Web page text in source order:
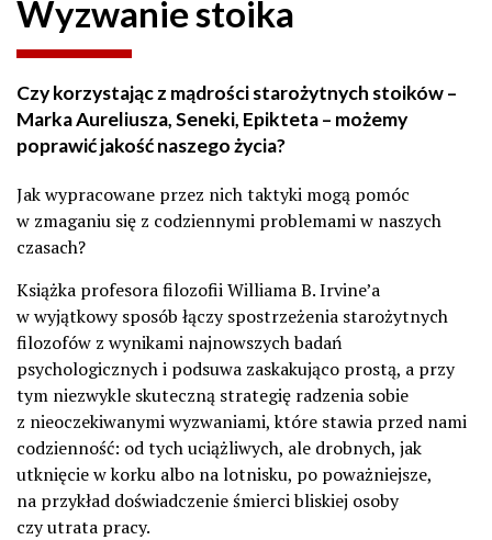
Wyzwanie stoika
Czy korzystając z mądrości starożytnych stoików –
Marka Aureliusza, Seneki, Epikteta – możemy
poprawić jakość naszego życia?
Jak wypracowane przez nich taktyki mogą pomóc
w zmaganiu się z codziennymi problemami w naszych
czasach?
Książka profesora filozofii Williama B. Irvine’a
w wyjątkowy sposób łączy spostrzeżenia starożytnych
filozofów z wynikami najnowszych badań
psychologicznych i podsuwa zaskakująco prostą, a przy
tym niezwykle skuteczną strategię radzenia sobie
z nieoczekiwanymi wyzwaniami, które stawia przed nami
codzienność: od tych uciążliwych, ale drobnych, jak
utknięcie w korku albo na lotnisku, po poważniejsze,
na przykład doświadczenie śmierci bliskiej osoby
czy utrata pracy.